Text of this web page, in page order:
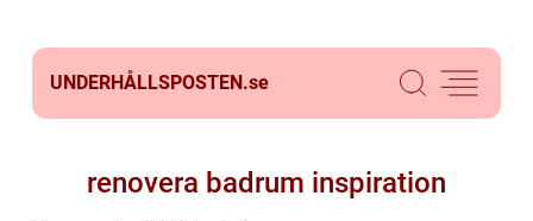
UNDERHÅLLSPOSTEN.se
renovera badrum inspiration